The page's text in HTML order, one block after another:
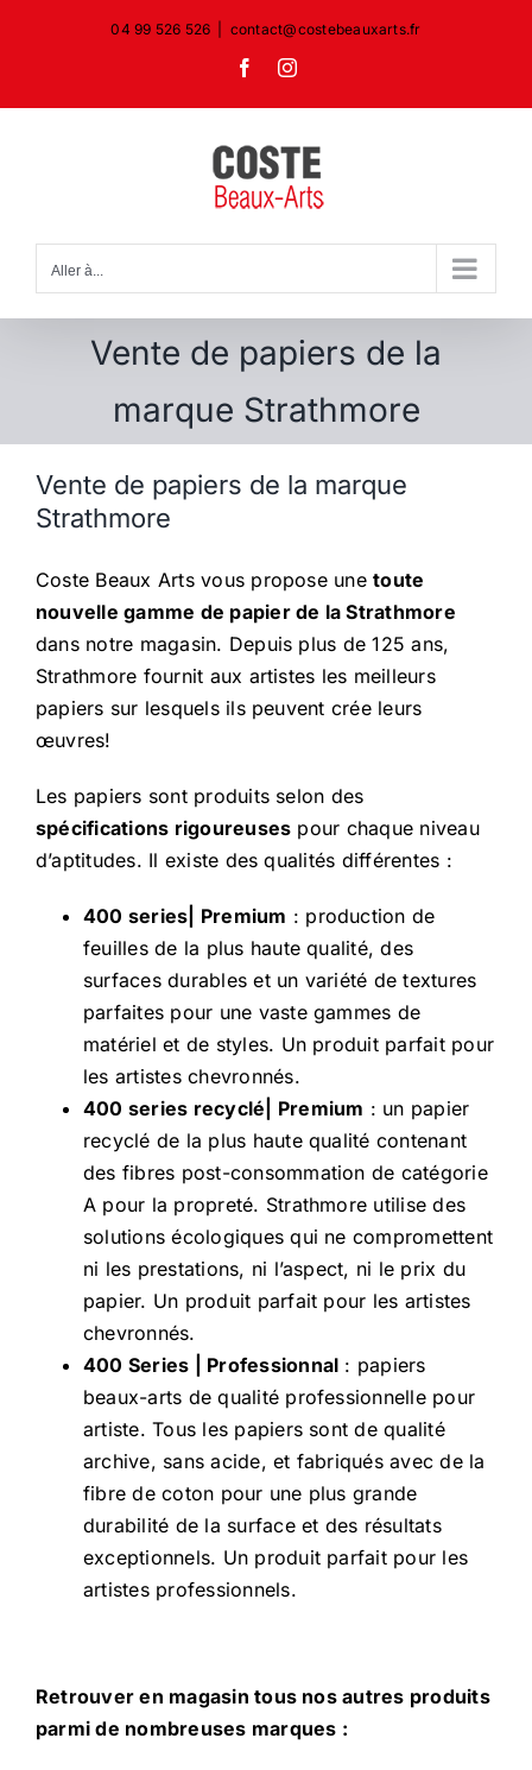
04 99 526 526 contact@costebeauxarts.fr
FacebookInstagram
Aller à...
Vente de papiers de la
marque Strathmore
Vente de papiers de la marque
Strathmore
Coste Beaux Arts vous propose unetoute
nouvelle gamme de papier de la Strathmore
dans notre magasin. Depuis plus de 125 ans,
Strathmore fournit aux artistes les meilleurs
papiers sur lesquels ils peuvent crée leurs
œuvres!
Les papiers sont produits selon des
spécifications rigoureuses pour chaque niveau
d’aptitudes. Il existe des qualités différentes :
400 series| Premium : production de
feuilles de la plus haute qualité, des
surfaces durables et un variété de textures
parfaites pour une vaste gammes de
matériel et de styles. Un produit parfait pour
les artistes chevronnés.
400 series recyclé| Premium : un papier
recyclé de la plus haute qualité contenant
des fibres post-consommation de catégorie
A pour la propreté. Strathmore utilise des
solutions écologiques qui ne compromettent
ni les prestations, ni l’aspect, ni le prix du
papier. Un produit parfait pour les artistes
chevronnés.
400 Series | Professionnal : papiers
beaux-arts de qualité professionnelle pour
artiste. Tous les papiers sont de qualité
archive, sans acide, et fabriqués avec de la
fibre de coton pour une plus grande
durabilité de la surface et des résultats
exceptionnels. Un produit parfait pour les
artistes professionnels.
Retrouver en magasin tous nos autres produits
parmi de nombreuses marques :